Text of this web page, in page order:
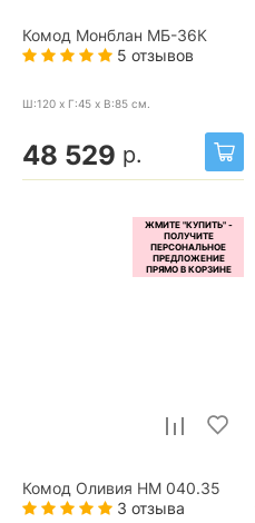
Комод Монблан МБ-36К
5 отзывов
Ш:120 x Г:45 x В:85 см.
48 529 р.
Комод Оливия НМ 040.35
3 отзыва